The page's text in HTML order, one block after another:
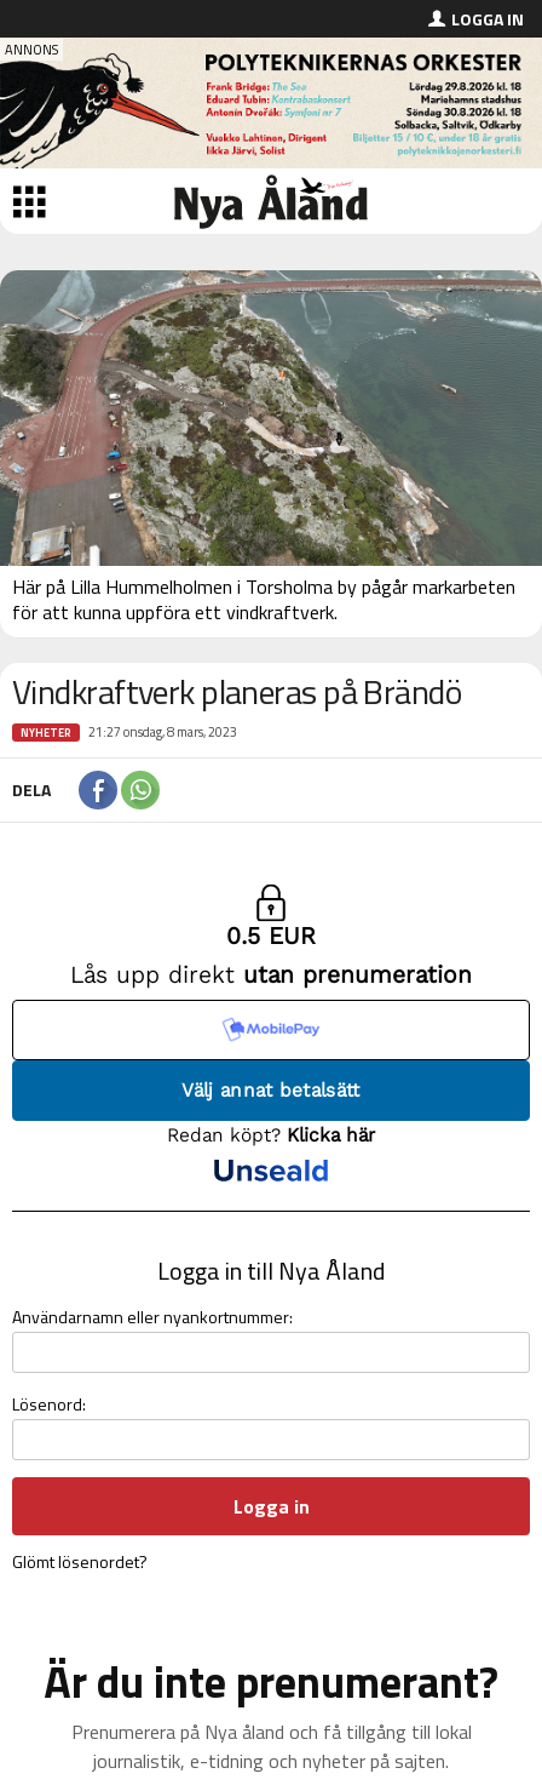
LOGGA IN
Här på Lilla Hummelholmen i Torsholma by pågår markarbeten
för att kunna uppföra ett vindkraftverk.
Vindkraftverk planeras på Brändö
NYHETER 21:27 onsdag, 8 mars, 2023
DELA